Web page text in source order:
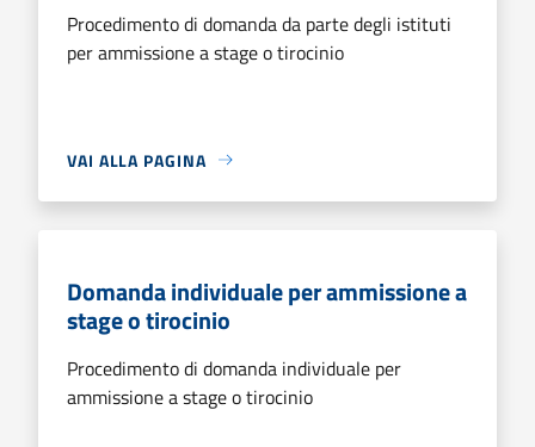
Procedimento di domanda da parte degli istituti
per ammissione a stage o tirocinio
VAI ALLA PAGINA
Domanda individuale per ammissione a
stage o tirocinio
Procedimento di domanda individuale per
ammissione a stage o tirocinio